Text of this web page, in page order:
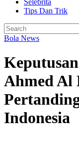
Selebrita
Tips Dan Trik
Bola News
Ahmed Al
Indonesia